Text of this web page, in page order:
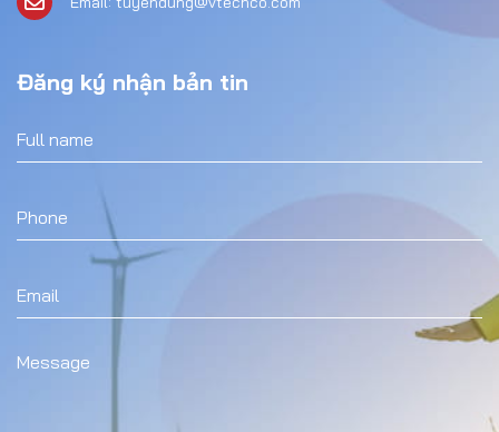
Đăng ký nhận bản tin